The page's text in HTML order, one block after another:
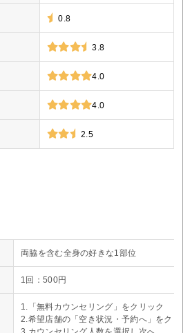
0.8
3.8
4.0
4.0
2.5
両脇を含む全身の好きな1部位
1回：500円
1.「無料カウンセリング」をクリック
2.希望店舗の「空き状況・予約へ」をクリ